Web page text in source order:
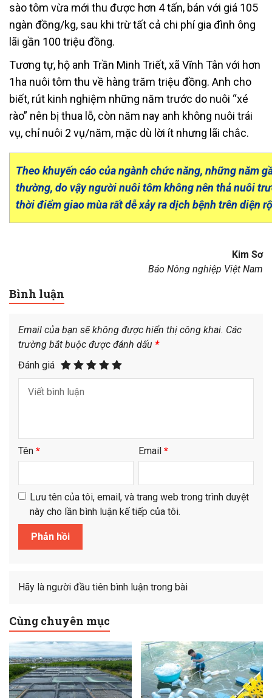
sào tôm vừa mới thu được hơn 4 tấn, bán với giá 105
ngàn đồng/kg, sau khi trừ tất cả chi phí gia đình ông
lãi gần 100 triệu đồng.
Tương tự, hộ anh Trần Minh Triết, xã Vĩnh Tân với hơn
1ha nuôi tôm thu về hàng trăm triệu đồng. Anh cho
biết, rút kinh nghiệm những năm trước do nuôi “xé
rào” nên bị thua lỗ, còn năm nay anh không nuôi trái
vụ, chỉ nuôi 2 vụ/năm, mặc dù lời ít nhưng lãi chắc.
Theo khuyến cáo của ngành chức năng, những năm
thường, do vậy người nuôi tôm không nên thả nuôi
thời điểm giao mùa rất dễ xảy ra dịch bệnh trên diện
Kim Sơ
Báo Nông nghiệp Việt Nam
Bình luận
Email của bạn sẽ không được hiển thị công khai. Các
trường bắt buộc được đánh dấu *
Đánh giá
Tên * Email *
Lưu tên của tôi, email, và trang web trong trình duyệt
này cho lần bình luận kế tiếp của tôi.
Hãy là người đầu tiên bình luận trong bài
Cùng chuyên mục